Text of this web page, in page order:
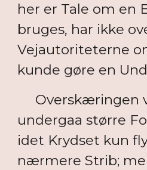
her er Tale om en
bruges, har ikke
Vejautoriteterne
kunde gøre en
Overskæringen
undergaa større
idet Krydset kun
nærmere Strib;